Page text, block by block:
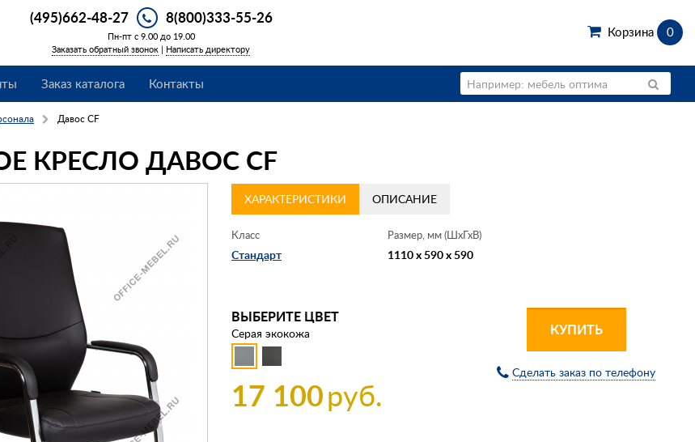
(495)662-48-27 8(800)333-55-26
Пн-пт с 9.00 до 19.00
Заказать обратный звонок | Написать директору
Корзина 0
Заказ каталога Контакты
Давос CF
КРЕСЛО ДАВОС CF
ХАРАКТЕРИСТИКИ ОПИСАНИЕ
Класс
Стандарт
Размер, мм (ШхГхВ)
1110 x 590 x 590
ВЫБЕРИТЕ ЦВЕТ
Серая экокожа
17 100руб.
КУПИТЬ
Сделать заказ по телефону